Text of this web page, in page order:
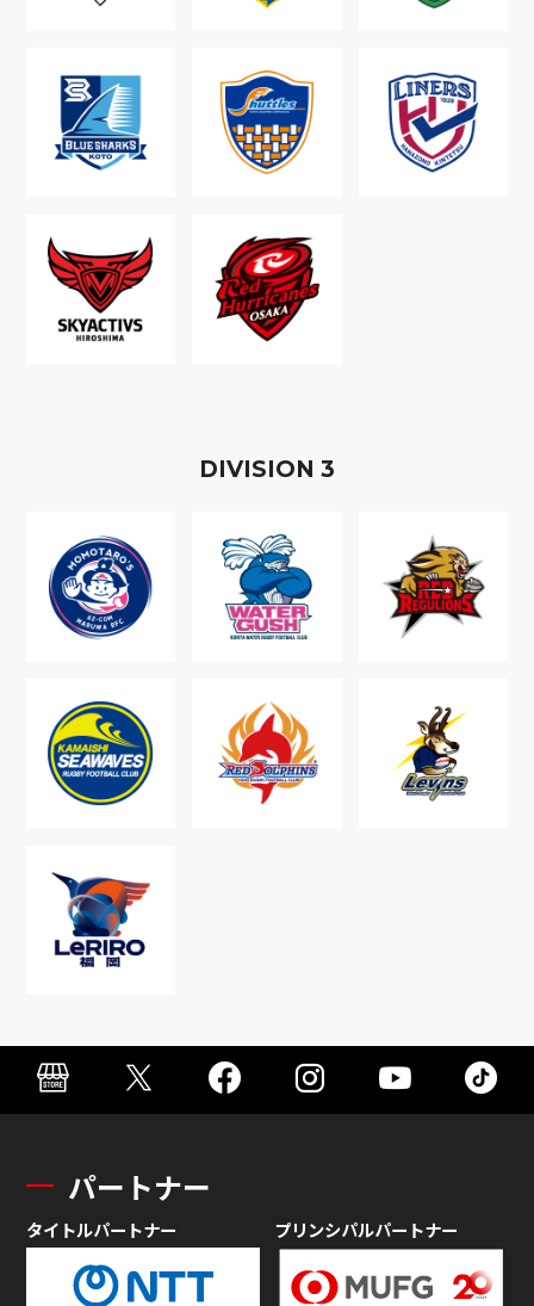
DIVISION 3
パートナー
タイトルパートナー プリンシパルパートナー